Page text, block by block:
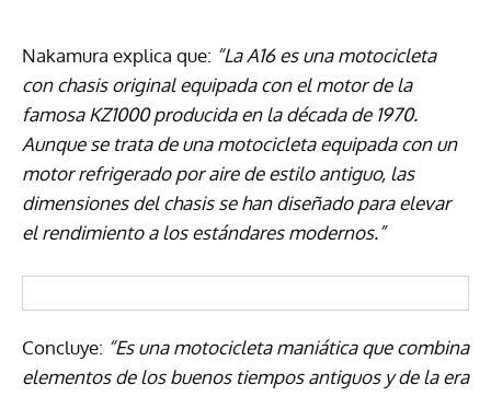
Nakamura explica que: “La A16 es una motocicleta
con chasis original equipada con el motor de la
famosa KZ1000 producida en la década de 1970.
Aunque se trata de una motocicleta equipada con un
motor refrigerado por aire de estilo antiguo, las
dimensiones del chasis se han diseñado para elevar
el rendimiento a los estándares modernos.”
Concluye: “Es una motocicleta maniática que combina
elementos de los buenos tiempos antiguos y de la era